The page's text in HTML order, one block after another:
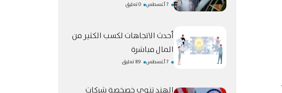
7 أغسطس 0 تعليق
أحدث الاتجاهات لكسب الكثير من
المال مباشرة
7 أغسطس 89 تعليق
الهند تنوي خصخصة شركات